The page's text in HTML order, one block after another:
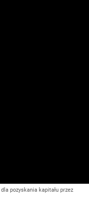
pozyskania kapitału przez